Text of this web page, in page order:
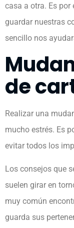
casa a otra. Es por
guardar nuestras
sencillo nos
de
Realizar una
mucho estrés. Es
evitar todos los
Los consejos que
suelen girar en
muy común
guarda sus